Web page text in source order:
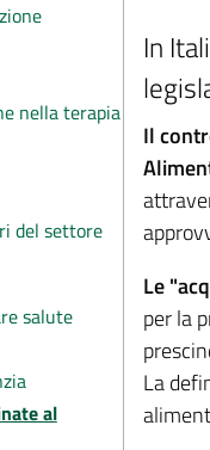
nella terapia
del settore
salute
al
In
Il
Le
per la
La